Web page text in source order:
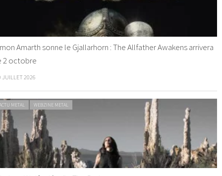
Amarth sonne le Gjallarhorn : The Allfather Awakens arrivera
2 octobre
JUILLET 2026
METAL WEBZINE METAL